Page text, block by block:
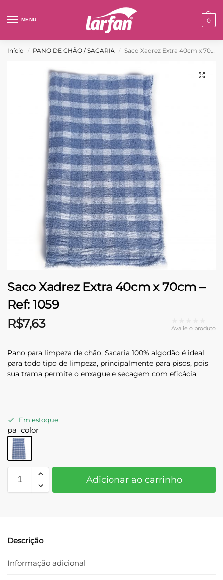
MENU 0
Início / PANO DE CHÃO / SACARIA / Saco Xadrez Extra 40cm x 70cm – Ref: 1059
Saco Xadrez Extra 40cm x 70cm –
Ref: 1059
R$7,63 Avalie o produto
Pano para limpeza de chão, Sacaria 100% algodão é ideal
para todo tipo de limpeza, principalmente para pisos, pois
sua trama permite o enxague e secagem com eficácia
Em estoque
pa_color
Adicionar ao carrinho
Descrição
Informação adicional